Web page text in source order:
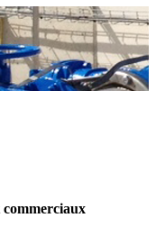
commerciaux